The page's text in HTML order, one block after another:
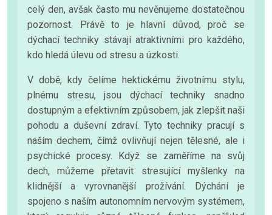
celý den, avšak často mu nevěnujeme dostatečnou
pozornost. Právě to je hlavní důvod, proč se
dýchací techniky stávají atraktivními pro každého,
kdo hledá úlevu od stresu a úzkosti.
V době, kdy čelíme hektickému životnímu stylu,
plnému stresu, jsou dýchací techniky snadno
dostupným a efektivním způsobem, jak zlepšit naši
pohodu a duševní zdraví. Tyto techniky pracují s
naším dechem, čímž ovlivňují nejen tělesné, ale i
psychické procesy. Když se zaměříme na svůj
dech, můžeme přetavit stresující myšlenky na
klidnější a vyrovnanější prožívání. Dýchání je
spojeno s naším autonomním nervovým systémem,